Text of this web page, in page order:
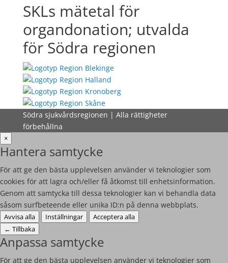
SKLs mätetal för
organdonation; utvalda
för Södra regionen
Södra sjukvårdsregionen | Alla rättigheter
förbehållna
×
Hantera samtycke
För att ge den bästa upplevelsen använder vi teknologier som
cookies för att lagra och/eller få åtkomst till enhetsinformation.
Genom att samtycka till dessa teknologier kan vi behandla data
såsom surfbeteende eller unika ID:n på denna webbplats.
Avvisa alla Inställningar
Acceptera alla
← Tillbaka
Anpassa samtycke
För att ge den bästa upplevelsen använder vi teknologier som